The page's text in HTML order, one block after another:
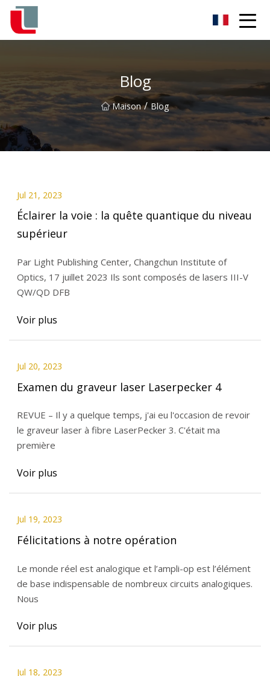
Blog
Maison / Blog
Jul 21, 2023
Éclairer la voie : la quête quantique du niveau
supérieur
Par Light Publishing Center, Changchun Institute of
Optics, 17 juillet 2023 Ils sont composés de lasers III-V
QW/QD DFB
Voir plus
Jul 20, 2023
Examen du graveur laser Laserpecker 4
REVUE – Il y a quelque temps, j'ai eu l'occasion de revoir
le graveur laser à fibre LaserPecker 3. C'était ma
première
Voir plus
Jul 19, 2023
Félicitations à notre opération
Le monde réel est analogique et l’ampli-op est l’élément
de base indispensable de nombreux circuits analogiques.
Nous
Voir plus
Jul 18, 2023